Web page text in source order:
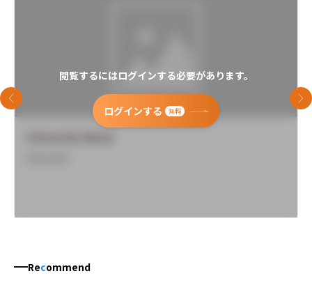
閲覧するにはログインする必要があります。
ログインする 無料
前のスライド 次
Recommend